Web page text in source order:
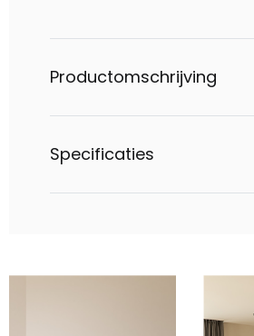
Productomschrijving
Specificaties